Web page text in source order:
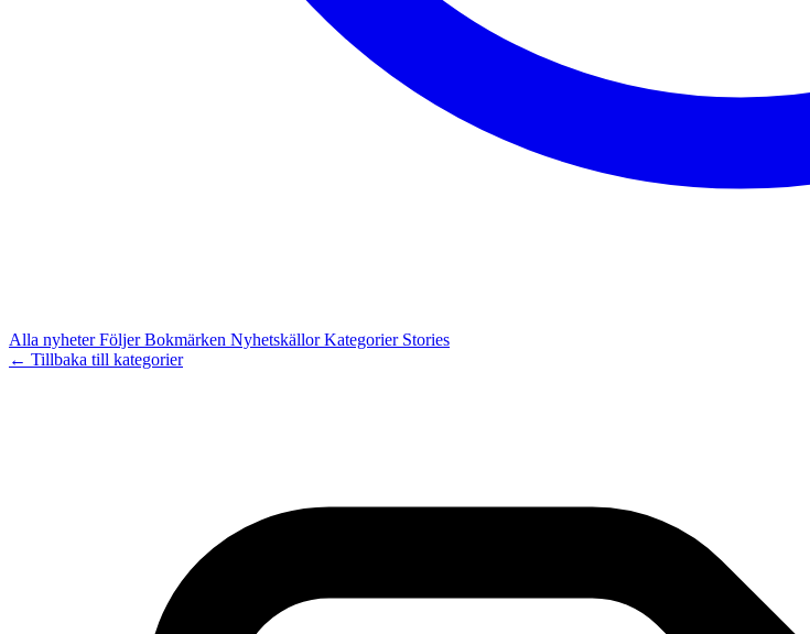
Alla nyheterFöljerBokmärken NyhetskällorKategorier Stories
← Tillbaka till kategorier